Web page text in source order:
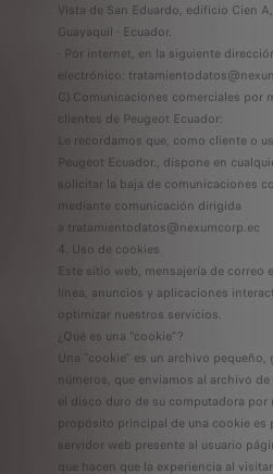
Vista de San Eduardo, edificio Cien
Guayaquil - Ecuador.
- Por internet, en la siguiente
electrónico:
C) Comunicaciones comerciales por
clientes de Peugeot Ecuador:
Le recordamos que, como cliente o
Peugeot Ecuador., dispone en
solicitar la baja de comunicaciones
mediante comunicación dirigida
a tratamientodatos@nexumcorp.ec
4. Uso de cookies
Este sitio web, mensajería de correo
línea, anuncios y aplicaciones
optimizar nuestros servicios.
¿Qué es una “cookie”?
Una "cookie" es un archivo pequeño,
números, que enviamos al archivo
el disco duro de su computadora por
propósito principal de una cookie es
servidor web presente al usuario
que hacen que la experiencia al